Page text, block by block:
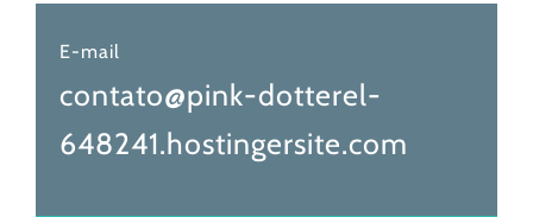
E-mail
contato@pink-dotterel-
648241.hostingersite.com